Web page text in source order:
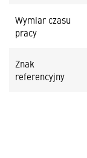
Wymiar czasu
pracy
Znak
referencyjny